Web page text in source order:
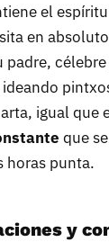
el
en
padre,
igual que
que
horas punta.
y